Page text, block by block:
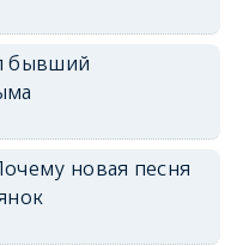
бывший
новая песня